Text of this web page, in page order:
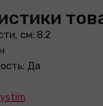
см: 8.2
Да